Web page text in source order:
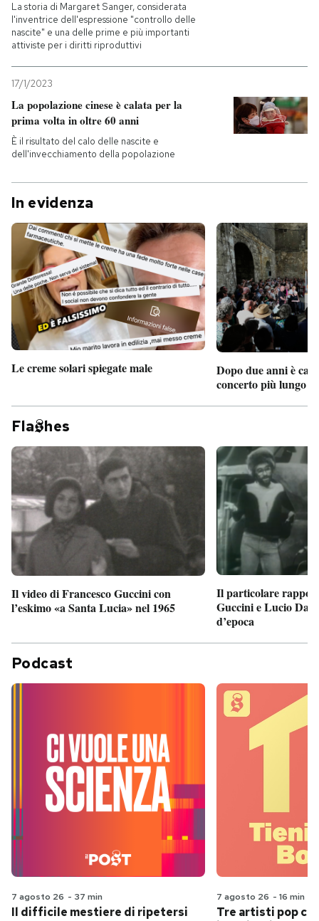
La storia di Margaret Sanger, considerata
l'inventrice dell'espressione "controllo delle
nascite" e una delle prime e più importanti
attiviste per i diritti riproduttivi
17/1/2023
La popolazione cinese è calata per la
prima volta in oltre 60 anni
È il risultato del calo delle nascite e
dell'invecchiamento della popolazione
In evidenza
Le creme solari spiegate male
Dopo due anni è
concerto più lungo
Fla hes
Il video di Francesco Guccini con
l’eskimo «a Santa Lucia» nel 1965
Il particolare
Guccini e Lucio
d’epoca
Podcast
7 agosto 26 - 37 min
Il difficile mestiere di ripetersi
7 agosto 26 - 16 min
Tre artisti pop